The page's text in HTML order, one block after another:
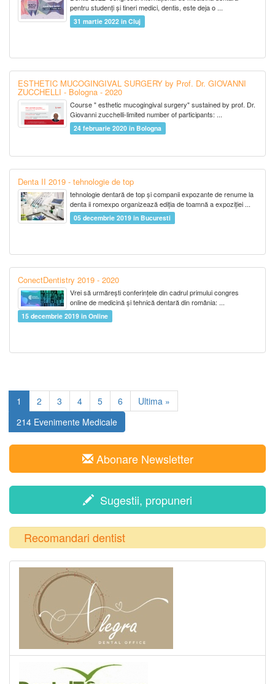
pentru studenți și tineri medici, dentis, este deja o ...
31 martie 2022 in Cluj
ESTHETIC MUCOGINGIVAL SURGERY by Prof. Dr. GIOVANNI
ZUCCHELLI - Bologna - 2020
Course " esthetic mucogingival surgery" sustained by prof. Dr.
Giovanni zucchelli-limited number of participants: ...
24 februarie 2020 in Bologna
Denta II 2019 - tehnologie de top
tehnologie dentară de top și companii expozante de renume la
denta ii romexpo organizează ediția de toamnă a expoziției ...
05 decembrie 2019 in Bucuresti
ConectDentistry 2019 - 2020
Vrei să urmărești conferințele din cadrul primului congres
online de medicină și tehnică dentară din românia: ...
15 decembrie 2019 in Online
1 2 3 4 5 6
Ultima »
214 Evenimente Medicale
Abonare Newsletter
Sugestii, propuneri
Recomandari dentist